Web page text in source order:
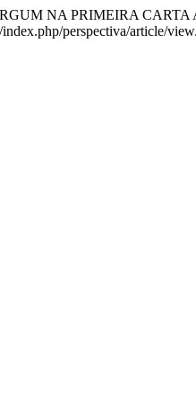
NA PRIMEIRA CARTA
perspectiva/article/